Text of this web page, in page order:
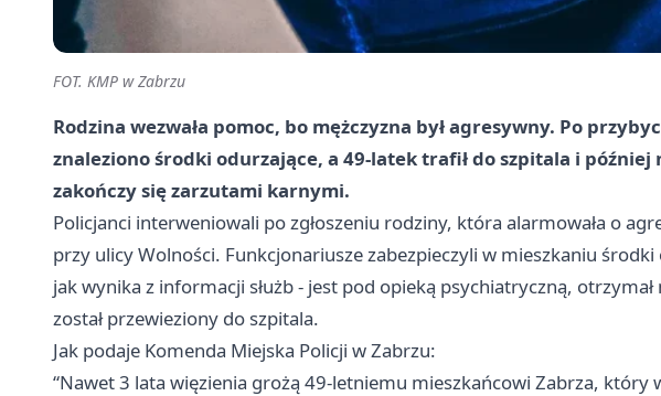
FOT. KMP w Zabrzu
Rodzina wezwała pomoc, bo mężczyzna był agresywny. Po
znaleziono środki odurzające, a 49-latek trafił do szpitala i później
zakończy się zarzutami karnymi.
Policjanci interweniowali po zgłoszeniu rodziny, która alarmowała o
przy ulicy Wolności. Funkcjonariusze zabezpieczyli w mieszkaniu
jak wynika z informacji służb - jest pod opieką psychiatryczną,
został przewieziony do szpitala.
Jak podaje Komenda Miejska Policji w Zabrzu:
“Nawet 3 lata więzienia grożą 49-letniemu mieszkańcowi Zabrza,